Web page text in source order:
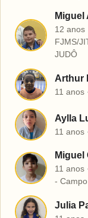
M
Miguel
12 anos
FJMS/
JUDÔ
A Arthur
11 anos
A Aylla
11 anos
M
11 anos
-
J Julia